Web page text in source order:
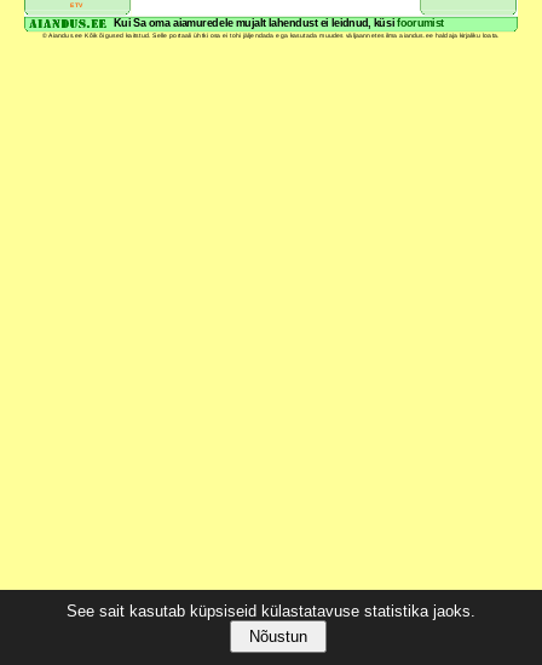
See sait kasutab küpsiseid külastatavuse statistika jaoks.
Nõustun
ETV
Kui Sa oma aiamuredele mujalt lahendust ei leidnud, küsi foorumist
© Aiandus.ee Kõik õigused kaitstud. Selle portaali ühtki osa ei tohi jäljendada ega kasutada muudes väljaannetes ilma aiandus.ee haldaja kirjaliku loata.